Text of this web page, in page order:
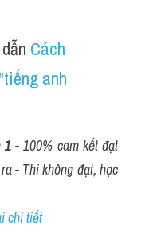
Cách
anh
1 - 100% cam kết đạt
- Thi không đạt, học
chi tiết